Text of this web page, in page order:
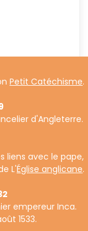
Petit Catéchisme.
d'Angleterre.
liens avec le pape,
L'Église anglicane.
empereur Inca.
1533.